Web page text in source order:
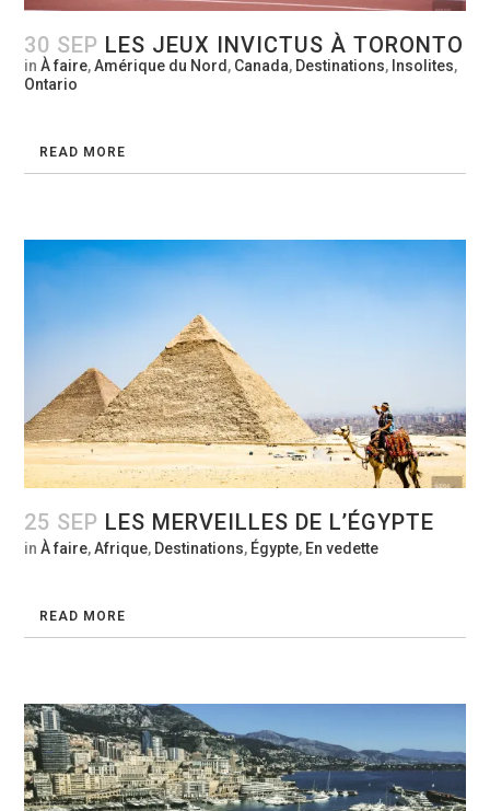
30 SEP LES JEUX INVICTUS À TORONTO
inÀ faire,Amérique du Nord , Canada, Destinations, Insolites,
Ontario
READ MORE
25 SEP LES MERVEILLES DE L’ÉGYPTE
inÀ faire,Afrique, Destinations, Égypte, En vedette
READ MORE